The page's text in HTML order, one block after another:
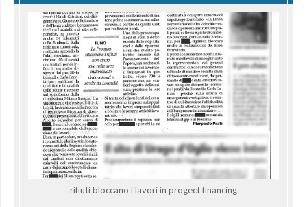
rifiuti bloccano i lavori in progect financing